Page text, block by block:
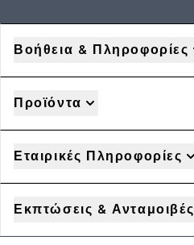
Βοήθεια & Πληροφορίες
Προϊόντα
Εταιρικές Πληροφορίες
Εκπτώσεις & Ανταμοιβές